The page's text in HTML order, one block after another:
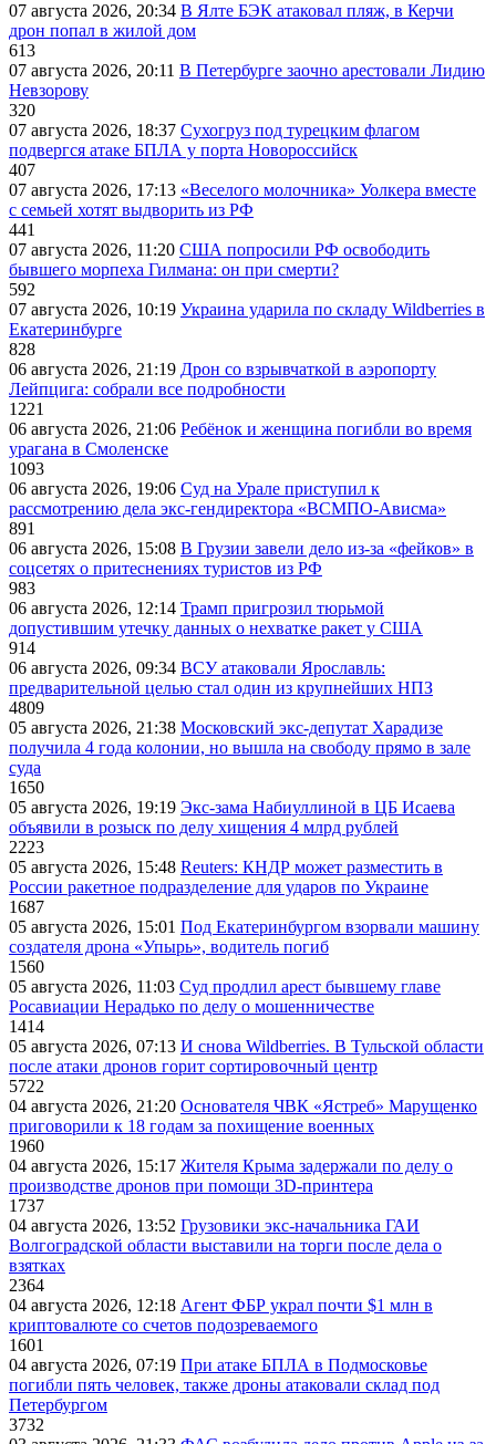
07 августа 2026, 20:34 В Ялте БЭК атаковал пляж, в Керчи
дрон попал в жилой дом
613
07 августа 2026, 20:11 В Петербурге заочно арестовали Лидию
Невзорову
320
07 августа 2026, 18:37 Сухогруз под турецким флагом
подвергся атаке БПЛА у порта Новороссийск
407
07 августа 2026, 17:13 «Веселого молочника» Уолкера вместе
с семьей хотят выдворить из РФ
441
07 августа 2026, 11:20 США попросили РФ освободить
бывшего морпеха Гилмана: он при смерти?
592
07 августа 2026, 10:19 Украина ударила по складу Wildberries в
Екатеринбурге
828
06 августа 2026, 21:19 Дрон со взрывчаткой в аэропорту
Лейпцига: собрали все подробности
1221
06 августа 2026, 21:06 Ребёнок и женщина погибли во время
урагана в Смоленске
1093
06 августа 2026, 19:06 Суд на Урале приступил к
рассмотрению дела экс-гендиректора «ВСМПО-Ависма»
891
06 августа 2026, 15:08 В Грузии завели дело из-за «фейков» в
соцсетях о притеснениях туристов из РФ
983
06 августа 2026, 12:14 Трамп пригрозил тюрьмой
допустившим утечку данных о нехватке ракет у США
914
06 августа 2026, 09:34 ВСУ атаковали Ярославль:
предварительной целью стал один из крупнейших НПЗ
4809
05 августа 2026, 21:38 Московский экс-депутат Харадизе
получила 4 года колонии, но вышла на свободу прямо в зале
суда
1650
05 августа 2026, 19:19 Экс-зама Набиуллиной в ЦБ Исаева
объявили в розыск по делу хищения 4 млрд рублей
2223
05 августа 2026, 15:48 Reuters: КНДР может разместить в
России ракетное подразделение для ударов по Украине
1687
05 августа 2026, 15:01 Под Екатеринбургом взорвали машину
создателя дрона «Упырь», водитель погиб
1560
05 августа 2026, 11:03 Суд продлил арест бывшему главе
Росавиации Нерадько по делу о мошенничестве
1414
05 августа 2026, 07:13 И снова Wildberries. В Тульской области
после атаки дронов горит сортировочный центр
5722
04 августа 2026, 21:20 Основателя ЧВК «Ястреб» Марущенко
приговорили к 18 годам за похищение военных
1960
04 августа 2026, 15:17 Жителя Крыма задержали по делу о
производстве дронов при помощи 3D‑принтера
1737
04 августа 2026, 13:52 Грузовики экс-начальника ГАИ
Волгоградской области выставили на торги после дела о
взятках
2364
04 августа 2026, 12:18 Агент ФБР украл почти $1 млн в
криптовалюте со счетов подозреваемого
1601
04 августа 2026, 07:19 При атаке БПЛА в Подмосковье
погибли пять человек, также дроны атаковали склад под
Петербургом
3732